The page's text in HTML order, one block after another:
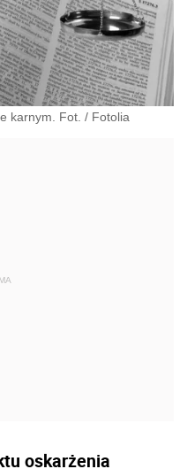
karnym. Fot. / Fotolia
oskarżenia